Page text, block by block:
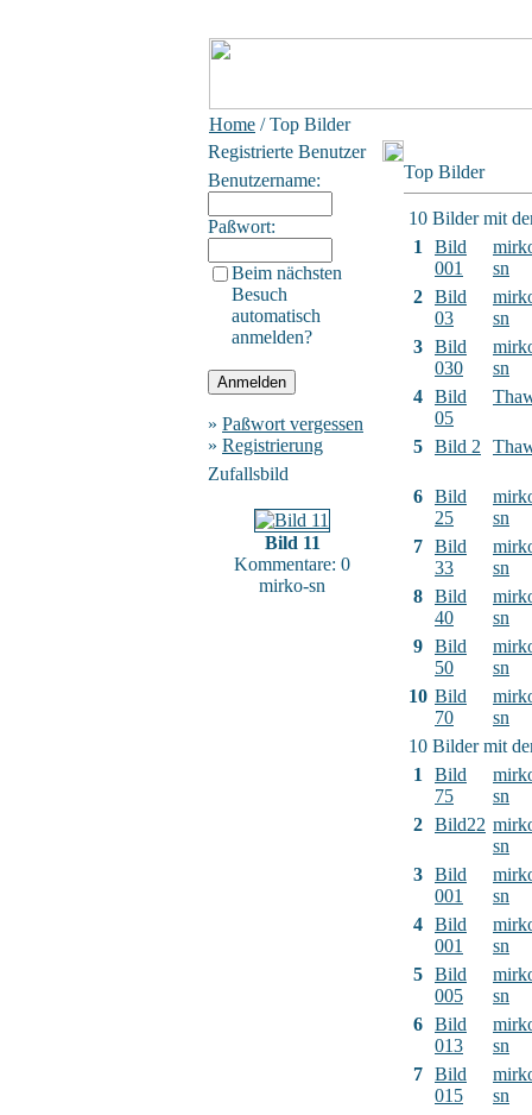
Home / Top Bilder
Registrierte Benutzer
Benutzername:
Paßwort:
Beim nächsten
Besuch
automatisch
anmelden?
» Paßwort vergessen
» Registrierung
Zufallsbild
Bild 11
Kommentare: 0
mirko-sn
Top Bilder
10 Bilder mit
1
Bild
001
sn
2 Bild
03
sn
3 Bild
030
sn
4 Bild
05
5 Bild 2
6 Bild
25
sn
7 Bild
33
sn
8 Bild
40
sn
9 Bild
50
sn
10 Bild
70
sn
10 Bilder mit
1
Bild
75
sn
2 Bild22
sn
3 Bild
001
sn
4 Bild
001
sn
5 Bild
005
sn
6 Bild
013
sn
7 Bild
015
sn